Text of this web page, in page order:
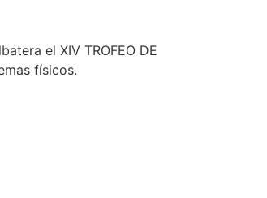
el XIV TROFEO DE
físicos.